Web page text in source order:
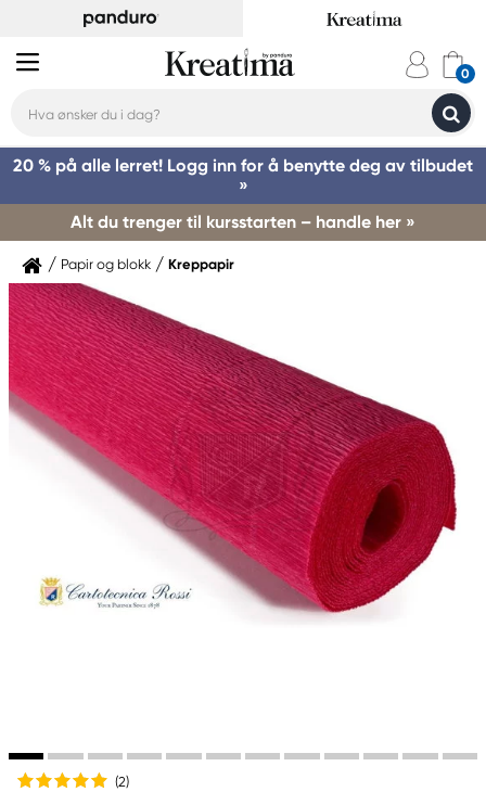
20 % på alle lerret! Logg inn for å benytte deg av tilbudet
»
Alt du trenger til kursstarten – handle her »
Papir og blokk Kreppapir
(2)